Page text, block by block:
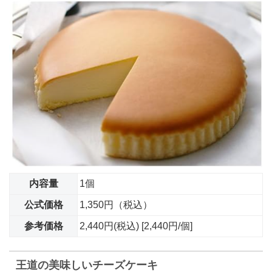
内容量 1個
公式価格 1,350円（税込）
参考価格 2,440円(税込) [2,440円/個]
王道の美味しいチーズケーキ